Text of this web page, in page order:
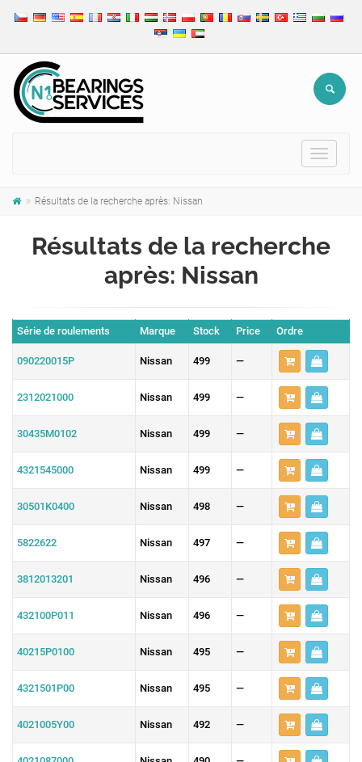
Toggle
Résultats de la recherche après: Nissan
Résultats de la recherche
après: Nissan
Série de roulements Marque Stock Price Ordre
090220015P Nissan 499 —
2312021000 Nissan 499 —
30435M0102 Nissan 499 —
4321545000 Nissan 499 —
30501K0400 Nissan 498 —
5822622 Nissan 497 —
3812013201 Nissan 496 —
432100P011 Nissan 496 —
40215P0100 Nissan 495 —
4321501P00 Nissan 495 —
4021005Y00 Nissan 492 —